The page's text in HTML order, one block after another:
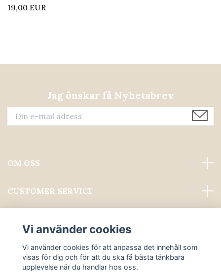
19,00 EUR
Jag önskar få Nyhetsbrev
OM OSS
CUSTOMER SERVICE
Sociala medier
Vi använder cookies
Vi använder cookies för att anpassa det innehåll som
visas för dig och för att du ska få bästa tänkbara
upplevelse när du handlar hos oss.